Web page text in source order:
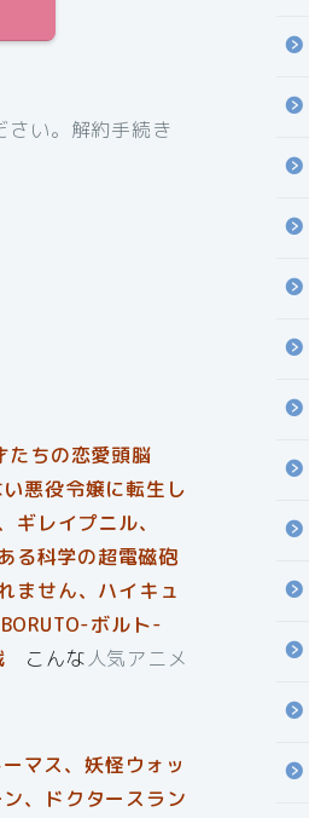
い。解約手続き
たちの恋愛頭脳
悪役令嬢に転生し
レイプニル、
る科学の超電磁砲
ません、ハイキュ
ボルト-
こんな人気アニメ
マス、妖怪ウォッ
、ドクタースラン